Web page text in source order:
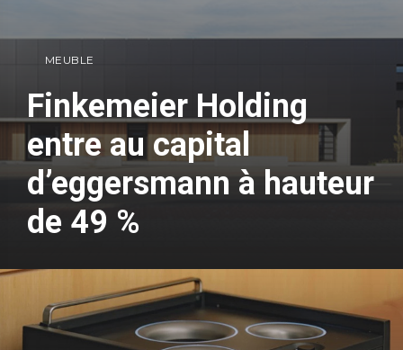
MEUBLE
Finkemeier Holding
entre au capital
d’eggersmann à hauteur
de 49 %